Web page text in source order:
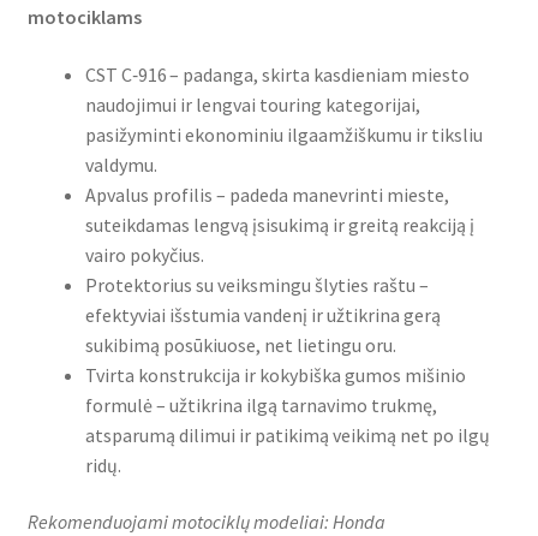
motociklams
CST C‑916 – padanga, skirta kasdieniam miesto
naudojimui ir lengvai touring kategorijai,
pasižyminti ekonominiu ilgaamžiškumu ir tiksliu
valdymu.
Apvalus profilis – padeda manevrinti mieste,
suteikdamas lengvą įsisukimą ir greitą reakciją į
vairo pokyčius.
Protektorius su veiksmingu šlyties raštu –
efektyviai išstumia vandenį ir užtikrina gerą
sukibimą posūkiuose, net lietingu oru.
Tvirta konstrukcija ir kokybiška gumos mišinio
formulė – užtikrina ilgą tarnavimo trukmę,
atsparumą dilimui ir patikimą veikimą net po ilgų
ridų.
Rekomenduojami motociklų modeliai: Honda